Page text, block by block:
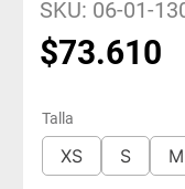
SKU: 06-01-
$73.610
Talla
XS S M